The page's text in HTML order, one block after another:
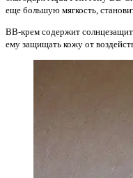
еще большую мягкость,
ВВ-крем содержит
ему защищать кожу от